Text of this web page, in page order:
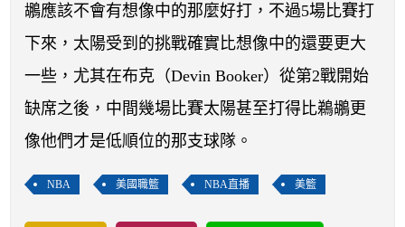
鶘應該不會有想像中的那麼好打，不過5場比賽打
下來，太陽受到的挑戰確實比想像中的還要更大
一些，尤其在布克（Devin Booker）從第2戰開始
缺席之後，中間幾場比賽太陽甚至打得比鵜鶘更
像他們才是低順位的那支球隊。
NBA 美國職籃 NBA直播 美籃